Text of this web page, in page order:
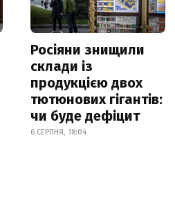
Росіяни знищили
склади із
продукцією двох
тютюнових гігантів:
чи буде дефіцит
6 СЕРПНЯ, 18:04